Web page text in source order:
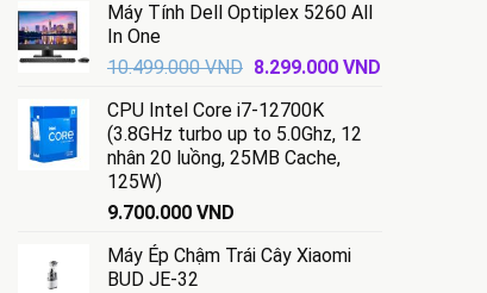
Máy Tính Dell Optiplex 5260 All
In One
10.499.000VND Giá
là:
10.499.000 VND.
8.299.000 VNDGiá
CPU Intel Core i7-12700K
(3.8GHz turbo up to 5.0Ghz, 12
nhân 20 luồng, 25MB Cache,
125W)
9.700.000 VND
Máy Ép Chậm Trái Cây Xiaomi
BUD JE-32